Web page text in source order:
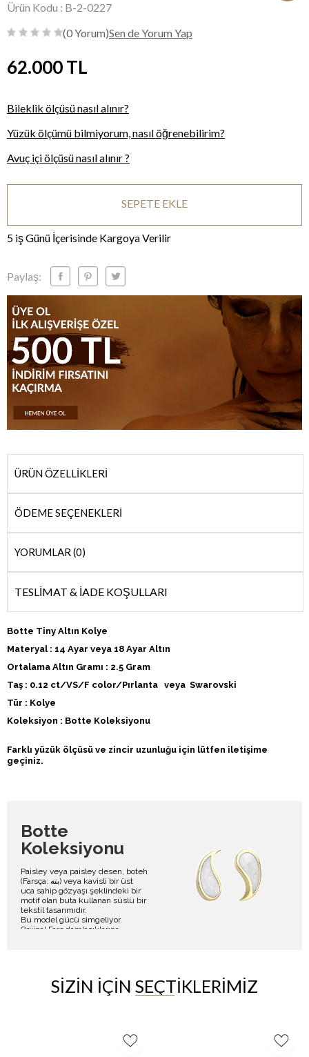
Ürün Kodu : B-2-0227
(0 Yorum)Sen de Yorum Yap
62.000TL
Bileklik ölçüsü nasıl alınır?
Yüzük ölçümü bilmiyorum, nasıl öğrenebilirim?
Avuç içi ölçüsü nasıl alınır ?
SEPETE EKLE
5 iş Günü İçerisinde Kargoya Verilir
Paylaş:
ÜRÜN ÖZELLIKLERI
ÖDEME SEÇENEKLERI
YORUMLAR (0)
TESLİMAT & İADE KOŞULLARI
Botte Tiny Altın Kolye
Materyal : 14 Ayar veya 18 Ayar Altın
Ortalama Altın Gramı : 2.5 Gram
Taş : 0.12 ct/VS/F color/Pırlanta veya Swarovski
Tür : Kolye
Koleksiyon : Botte Koleksiyonu
Farklı yüzük ölçüsü ve zincir uzunluğu için lütfen iletişime
geçiniz.
Botte
Koleksiyonu
Paisley veya paisley desen, boteh
(Farsça: بته) veya kavisli bir üst
uca sahip gözyaşı şeklindeki bir
motif olan buta kullanan süslü bir
tekstil tasarımıdır.
Bu model gücü simgeliyor.
Orijinal Fars damlacıklarına
spreyinin bir temsili olduğu
düşünülmektedir.
SIZIN İÇIN SEÇTIKLERIMIZ